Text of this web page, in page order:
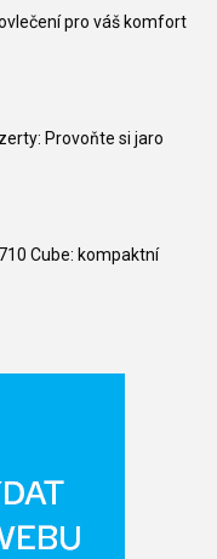
pro váš komfort
Provoňte si jaro
Cube: kompaktní